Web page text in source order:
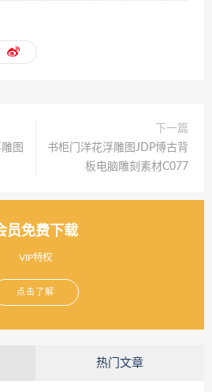
图
下一篇
书柜门洋花浮雕图JDP博古背
板电脑雕刻素材C077
员免费下载
VIP特权
点击了解
热门文章